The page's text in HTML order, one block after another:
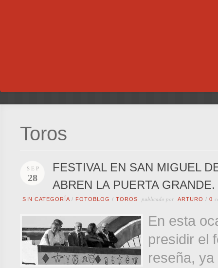
Toros
SEP
28
FESTIVAL EN SAN MIGUEL
ABREN LA PUERTA GRANDE.
SIN CATEGORÍA / FOTOBLOG / TOROS publicado por ARTURO / 0
En esta
presidir el
reseña,